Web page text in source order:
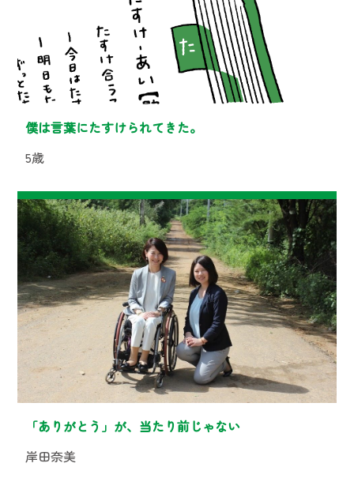
僕は言葉にたすけられてきた。
5歳
「ありがとう」が、当たり前じゃない
岸田奈美